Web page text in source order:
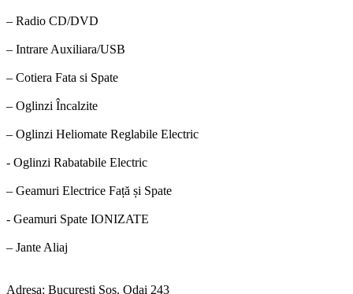
– Radio CD/DVD
– Intrare Auxiliara/USB
– Cotiera Fata si Spate
– Oglinzi Încalzite
– Oglinzi Heliomate Reglabile Electric
- Oglinzi Rabatabile Electric
– Geamuri Electrice Față și Spate
- Geamuri Spate IONIZATE
– Jante Aliaj
Adresa: Bucuresti Sos. Odai 243